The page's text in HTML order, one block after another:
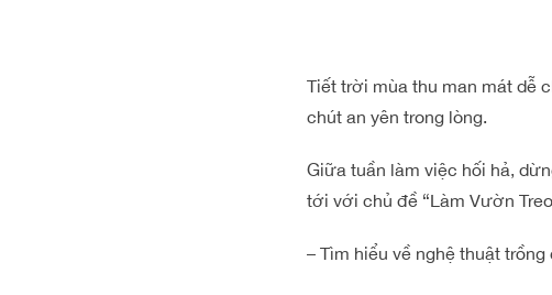
Tiết trời mùa thu man mát dễ
chút an yên trong lòng.
Giữa tuần làm việc hối hả,
tới với chủ đề “Làm Vườn
– Tìm hiểu về nghệ thuật